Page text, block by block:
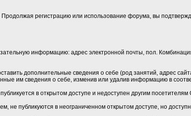
регистрацию или использование форума, вы
информацию: адрес электронной почты, пол.
дополнительные сведения о себе (род занятий, адрес
им сведения о себе, изменив или удалив информацию в
в открытом доступе и недоступен другим
не публикуются в неограниченном открытом доступе, но